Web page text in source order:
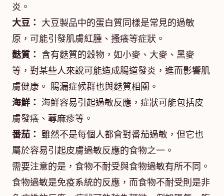
炎。
大豆： 大豆製品中的蛋白質同樣是常見的過敏
原，可能引發肌膚紅腫、搔癢等症狀。
麩質： 含有麩質的穀物，如小麥、大麥、黑麥
等，對某些人來說可能造成腸道發炎，進而影響肌
膚健康。 腸漏症候群也與麩質相關。
海鮮： 海鮮容易引起過敏反應，症狀可能包括皮
膚發癢、蕁麻疹等。
番茄： 雖然不是每個人都會對番茄過敏，但它也
屬於容易引起皮膚過敏反應的食物之一。
需要注意的是，食物不耐受與食物過敏有所不同。
食物過敏是免疫系統的反應，而食物不耐受則是非